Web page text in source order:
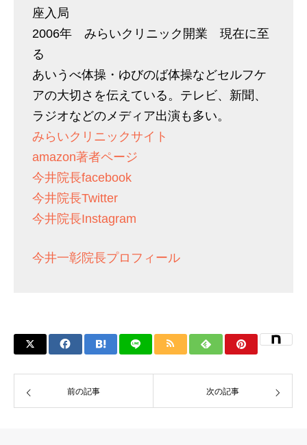
座入局
2006年 みらいクリニック開業 現在に至
る
あいうべ体操・ゆびのば体操などセルフケ
アの大切さを伝えている。テレビ、新聞、
ラジオなどのメディア出演も多い。
みらいクリニックサイト
amazon著者ページ
今井院長facebook
今井院長Twitter
今井院長Instagram
今井一彰院長プロフィール
前の記事 次の記事